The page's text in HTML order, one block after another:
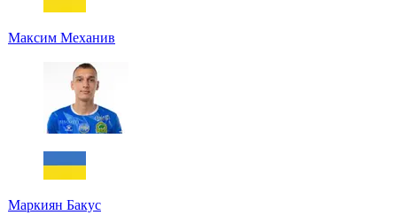
Максим Механив
Маркиян Бакус